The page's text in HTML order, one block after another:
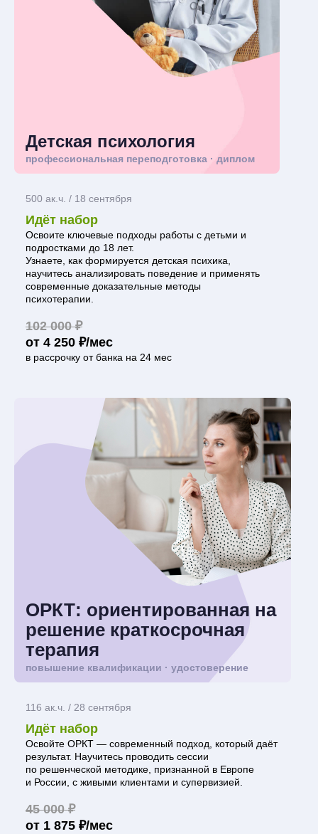
Детская психология
профессиональная переподготовка · диплом
500 ак.ч. / 18 сентября
Идёт набор
Освоите ключевые подходы работы с детьми и
подростками до 18 лет.
Узнаете, как формируется детская психика,
научитесь анализировать поведение и применять
современные доказательные методы
психотерапии.
102 000 ₽
от 4 250 ₽/мес
в рассрочку от банка на 24 мес
ОРКТ: ориентированная на
решение краткосрочная
терапия
повышение квалификации · удостоверение
116 ак.ч. / 28 сентября
Идёт набор
Освойте ОРКТ — современный подход, который даёт
результат. Научитесь проводить сессии
по решенческой методике, признанной в Европе
и России, с живыми клиентами и супервизией.
45 000 ₽
от 1 875 ₽/мес